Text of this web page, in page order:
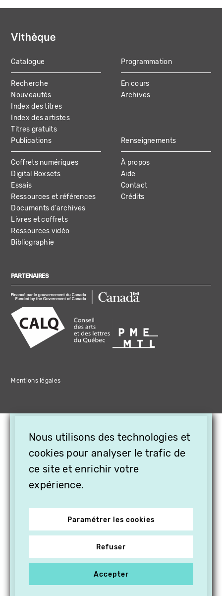
MAIN
NAVIGATION
Catalogue
Recherche
Nouveautés
Index des titres
Index des artistes
Titres gratuits
Programmation
En cours
Archives
Publications
Coffrets numériques
Digital Boxsets
Essais
Ressources et références
Documents d'archives
Livres et coffrets
Ressources vidéo
Bibliographie
Renseignements
À propos
Aide
Contact
Crédits
PARTENAIRES
Mentions légales
Nous utilisons des technologies et
cookies pour analyser le trafic de
ce site et enrichir votre
expérience.
Paramétrer les cookies
Refuser
Accepter
OFFREZ LA VIDÉO EN
CADEAU, ABONNEZ VOS
PROCHES À VITHÈQUE !